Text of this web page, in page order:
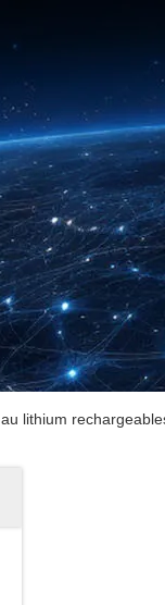
lithium